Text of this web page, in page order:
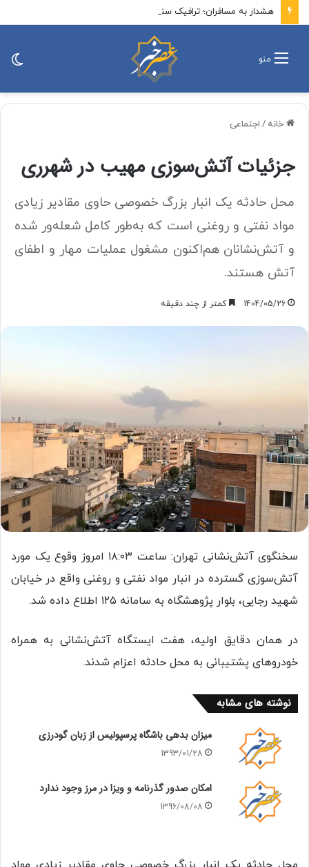
هشدار به مسافران؛ ترافیک سنگین در این جاده شمالی
منو
خانه / اجتماعی
جزئیات آتش‌سوزی مهیب در شهرری
محل حادثه یک انبار بزرگ خصوصی حاوی مقادیر زیادی
مواد نفتی و روغنی است که ‌به‌طور کامل شعله‌ور شده
و آتش‌نشانان هم‌اکنون مشغول عملیات مهار و اطفای
آتش هستند.
1404/05/26 کمتر از چند دقیقه
سخنگوی آتش‌نشانی تهران: ساعت ۱۸:۰۳ امروز وقوع یک مورد
آتش‌سوزی گسترده در انبار مواد نفتی و روغنی واقع در خیابان
شهید رجایی، بلوار پژوهشگاه به سامانه ۱۲۵ اطلاع داده شد.
در همان دقایق اولیه، هفت ایستگاه آتش‌نشانی به همراه
خودروهای پشتیبانی به محل حادثه اعزام شدند.
نوشته های مشابه
میزان بدهی باشگاه پرسپولیس از زبان گودرزی
1393/01/28
امکان صدور گذرنامه و ویزا در مرز وجود ندارد
1396/08/08